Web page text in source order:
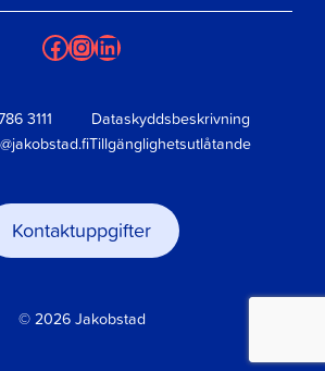
Facebook
Instagram
LinkedIn
3111
Dataskyddsbeskrivning
Tillgänglighetsutlåtande
Kontaktuppgifter
© 2026 Jakobstad